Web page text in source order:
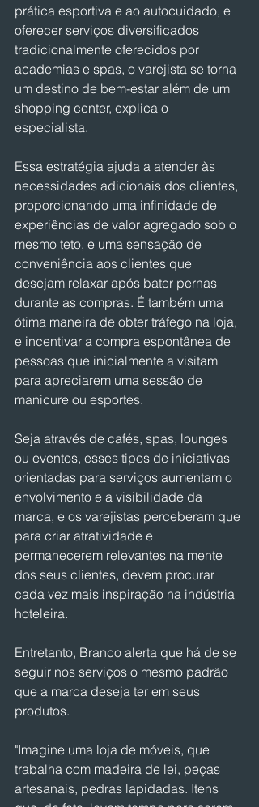
prática esportiva e ao autocuidado, e
oferecer serviços diversificados
tradicionalmente oferecidos por
academias e spas, o varejista se torna
um destino de bem-estar além de um
shopping center, explica o
especialista.
Essa estratégia ajuda a atender às
necessidades adicionais dos clientes,
proporcionando uma infinidade de
experiências de valor agregado sob o
mesmo teto, e uma sensação de
conveniência aos clientes que
desejam relaxar após bater pernas
durante as compras. É também uma
ótima maneira de obter tráfego na loja,
e incentivar a compra espontânea de
pessoas que inicialmente a visitam
para apreciarem uma sessão de
manicure ou esportes.
Seja através de cafés, spas, lounges
ou eventos, esses tipos de iniciativas
orientadas para serviços aumentam o
envolvimento e a visibilidade da
marca, e os varejistas perceberam que
para criar atratividade e
permanecerem relevantes na mente
dos seus clientes, devem procurar
cada vez mais inspiração na indústria
hoteleira.
Entretanto, Branco alerta que há de se
seguir nos serviços o mesmo padrão
que a marca deseja ter em seus
produtos.
"Imagine uma loja de móveis, que
trabalha com madeira de lei, peças
artesanais, pedras lapidadas. Itens